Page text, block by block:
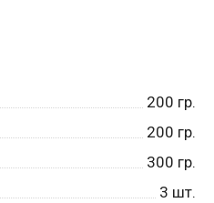
200 гр.
200 гр.
300 гр.
3 шт.